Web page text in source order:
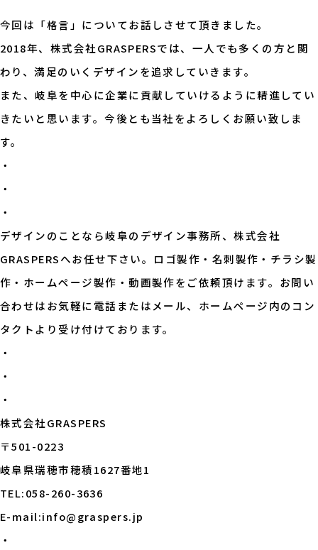
今回は「格言」についてお話しさせて頂きました。
2018年、株式会社GRASPERSでは、一人でも多くの方と関
わり、満足のいくデザインを追求していきます。
また、岐阜を中心に企業に貢献していけるように精進してい
きたいと思います。今後とも当社をよろしくお願い致しま
す。
・
・
・
デザインのことなら岐阜のデザイン事務所、株式会社
GRASPERSへお任せ下さい。ロゴ製作・名刺製作・チラシ製
作・ホームページ製作・動画製作をご依頼頂けます。お問い
合わせはお気軽に電話またはメール、ホームページ内のコン
タクトより受け付けております。
・
・
・
株式会社GRASPERS
〒501-0223
岐阜県瑞穂市穂積1627番地1
TEL:058-260-3636
E-mail:info@graspers.jp
・